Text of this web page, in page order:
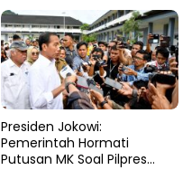
Presiden Jokowi:
Pemerintah Hormati
Putusan MK Soal Pilpres